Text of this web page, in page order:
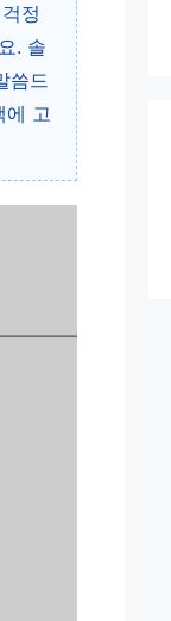
정
. 솔
씀드
에 고